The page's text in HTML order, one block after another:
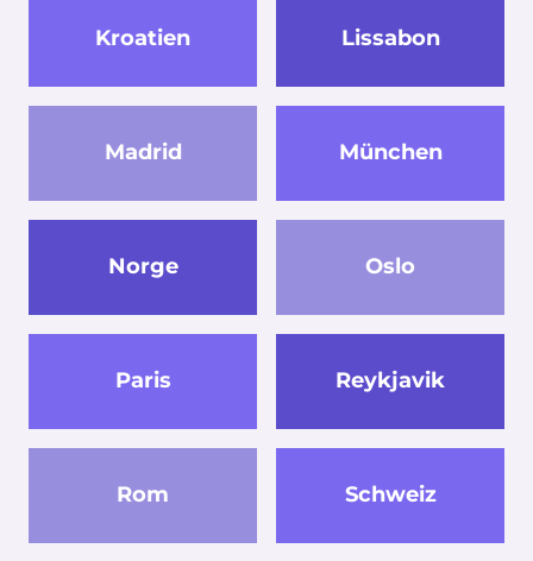
Kroatien Lissabon
Madrid München
Norge Oslo
Paris Reykjavik
Rom Schweiz